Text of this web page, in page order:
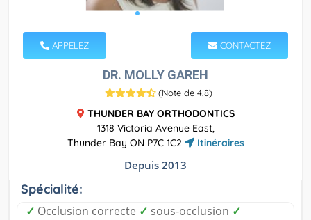
APPELEZ CONTACTEZ
DR. MOLLY GAREH
(Note de 4,8)
THUNDER BAY ORTHODONTICS
1318 Victoria Avenue East,
Thunder Bay ON P7C 1C2
Itinéraires
Depuis 2013
Spécialité:
✓ Occlusion correcte ✓ sous-occlusion ✓